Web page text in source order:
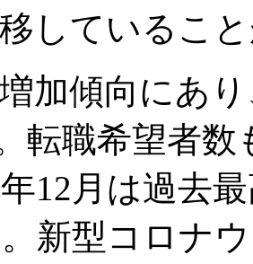
しているこ
加傾向にあ
転職希望者
12月は過去
新型コロナ